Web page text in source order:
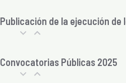
Publicación de la ejecución
Convocatorias Públicas 2025